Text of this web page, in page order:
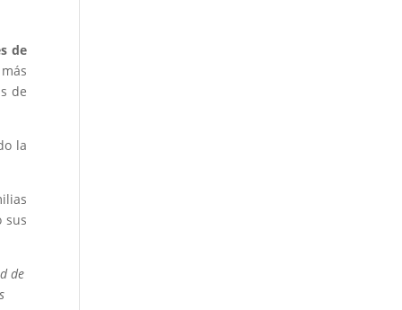
de
de
la
sus
de